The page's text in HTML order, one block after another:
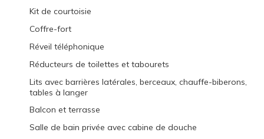
Kit de courtoisie
Coffre-fort
Réveil téléphonique
Réducteurs de toilettes et tabourets
Lits avec barrières latérales, berceaux, chauffe-biberons,
tables à langer
Balcon et terrasse
Salle de bain privée avec cabine de douche